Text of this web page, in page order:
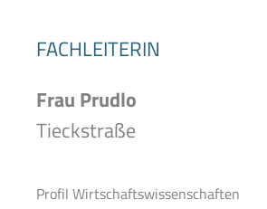
FACHLEITERIN
Frau Prudlo
Tieckstraße
Profil Wirtschaftswissenschaften